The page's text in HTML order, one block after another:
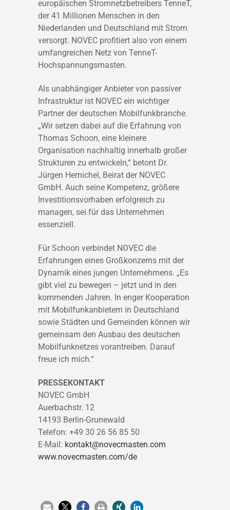
europäischen Stromnetzbetreibers TenneT,
der 41 Millionen Menschen in den
Niederlanden und Deutschland mit Strom
versorgt. NOVEC profitiert also von einem
umfangreichen Netz von TenneT-
Hochspannungsmasten.
Als unabhängiger Anbieter von passiver
Infrastruktur ist NOVEC ein wichtiger
Partner der deutschen Mobilfunkbranche.
„Wir setzen dabei auf die Erfahrung von
Thomas Schoon, eine kleinere
Organisation nachhaltig innerhalb großer
Strukturen zu entwickeln,“ betont Dr.
Jürgen Hernichel, Beirat der NOVEC
GmbH. Auch seine Kompetenz, größere
Investitionsvorhaben erfolgreich zu
managen, sei für das Unternehmen
essenziell.
Für Schoon verbindet NOVEC die
Erfahrungen eines Großkonzerns mit der
Dynamik eines jungen Unternehmens. „Es
gibt viel zu bewegen – jetzt und in den
kommenden Jahren. In enger Kooperation
mit Mobilfunkanbietern in Deutschland
sowie Städten und Gemeinden können wir
gemeinsam den Ausbau des deutschen
Mobilfunknetzes vorantreiben. Darauf
freue ich mich.“
PRESSEKONTAKT
NOVEC GmbH
Auerbachstr. 12
14193 Berlin-Grunewald
Telefon: +49 30 26 56 85 50
E-Mail: kontakt@novecmasten.com
www.novecmasten.com/de